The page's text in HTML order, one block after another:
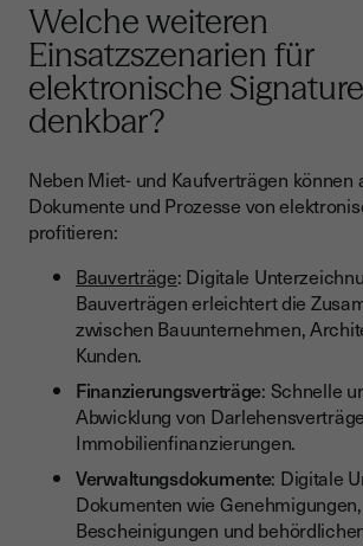
Welche weiteren
Einsatzszenarien für
elektronische
denkbar?
Neben Miet- und Kaufverträgen können
Dokumente und Prozesse von
profitieren:
Bauverträge: Digitale
Bauverträgen erleichtert die
zwischen Bauunternehmen,
Kunden.
Finanzierungsverträge: Schnelle
Abwicklung von
Immobilienfinanzierungen.
Verwaltungsdokumente: Digitale
Dokumenten wie Genehmigungen,
Bescheinigungen und